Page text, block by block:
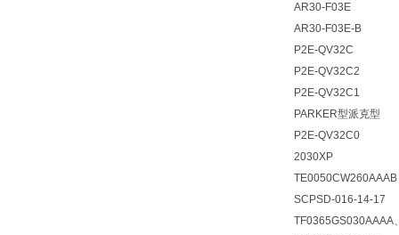
AR30-F03E
AR30-F03E-B
P2E-QV32C
P2E-QV32C2
P2E-QV32C1
PARKER型派克型
P2E-QV32C0
2030XP
TE0050CW260AAAB
SCPSD-016-14-17
TF0365GS030AAAA